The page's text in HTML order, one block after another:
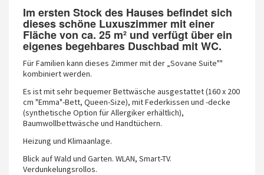
Im ersten Stock des Hauses befindet sich
dieses schöne Luxuszimmer mit einer
Fläche von ca. 25 m² und verfügt über ein
eigenes begehbares Duschbad mit WC.
Für Familien kann dieses Zimmer mit der „Sovane Suite""
kombiniert werden.
Es ist mit sehr bequemer Bettwäsche ausgestattet (160 x 200
cm "Emma"-Bett, Queen-Size), mit Federkissen und -decke
(synthetische Option für Allergiker erhältlich),
Baumwollbettwäsche und Handtüchern.
Heizung und Klimaanlage.
Blick auf Wald und Garten. WLAN, Smart-TV.
Verdunkelungsrollos.